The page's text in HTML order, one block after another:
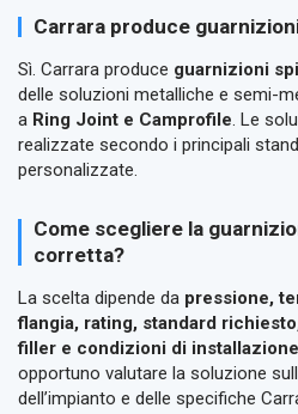
Carrara produce
Sì. Carrara produce guarnizioni
delle soluzioni metalliche e semi-
a Ring Joint e Camprofile. Le
realizzate secondo i principali
personalizzate.
Come scegliere la
corretta?
La scelta dipende da pressione,
flangia, rating, standard
filler e condizioni di installazione
opportuno valutare la soluzione
dell’impianto e delle specifiche